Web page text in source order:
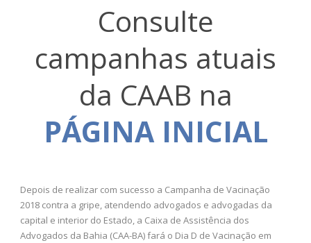
Consulte
campanhas atuais
da CAAB na
PÁGINA INICIAL
Depois de realizar com sucesso a Campanha de Vacinação
2018 contra a gripe, atendendo advogados e advogadas da
capital e interior do Estado, a Caixa de Assistência dos
Advogados da Bahia (CAA-BA) fará o Dia D de Vacinação em